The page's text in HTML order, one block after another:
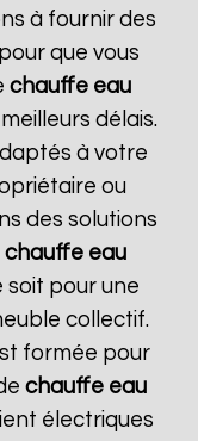
à fournir des
que vous
chauffe eau
délais.
à votre
ou
des solutions
chauffe eau
soit pour une
collectif.
formée pour
chauffe eau
électriques